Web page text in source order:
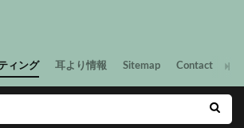
ィング 耳より情報 Sitemap Contact